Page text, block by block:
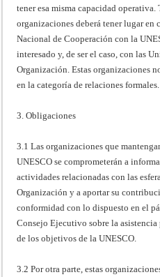
tener esa misma capacidad
organizaciones deberá tener lugar
Nacional de Cooperación con la
interesado y, de ser el caso, con las
Organización. Estas organizaciones
en la categoría de relaciones formales.
3. Obligaciones
3.1 Las organizaciones que
UNESCO se comprometerán a
actividades relacionadas con las
Organización y a aportar su
conformidad con lo dispuesto en el
Consejo Ejecutivo sobre la
de los objetivos de la UNESCO.
3.2 Por otra parte, estas